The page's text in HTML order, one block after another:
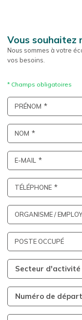
Vous souhaitez
Nous sommes à votre
vos besoins.
PRÉNOM
NOM
E-MAIL
TÉLÉPHONE
ORGANISME /
POSTE OCCUPÉ
Secteur d'activité
Numéro de